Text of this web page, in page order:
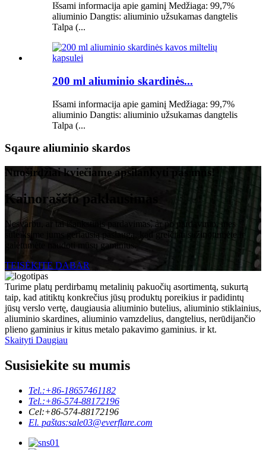
Išsami informacija apie gaminį Medžiaga: 99,7%
aliuminio Dangtis: aliuminio užsukamas dangtelis
Talpa (...
200 ml aliuminio skardinės...
Išsami informacija apie gaminį Medžiaga: 99,7%
aliuminio Dangtis: aliuminio užsukamas dangtelis
Talpa (...
Sqaure aliuminio skardos
Nuoširdžiai kviečiame apsilankyti pas mus!
Kainoraščio paklausimas
Nesvarbu, ar tai išankstinis pardavimas, ar po pardavimo, mes
suteiksime jums geriausią paslaugą, kad greičiau sužinotumėte ir
galėtumėte naudoti mūsų gaminius.
TEISĖKITE DABAR
Turime platų perdirbamų metalinių pakuočių asortimentą, sukurtą
taip, kad atitiktų konkrečius jūsų produktų poreikius ir padidintų
jūsų verslo vertę, daugiausia aliuminio butelius, aliuminio stiklainius,
aliuminio skardines, aliuminio vamzdelius, dangtelius, nerūdijančio
plieno gaminius ir kitus metalo pakavimo gaminius. ir kt.
Skaityti Daugiau
Susisiekite su mumis
Tel.:+86-18657461182
Tel.:+86-574-88172196
Cel:+86-574-88172196
El. paštas:sale03@everflare.com